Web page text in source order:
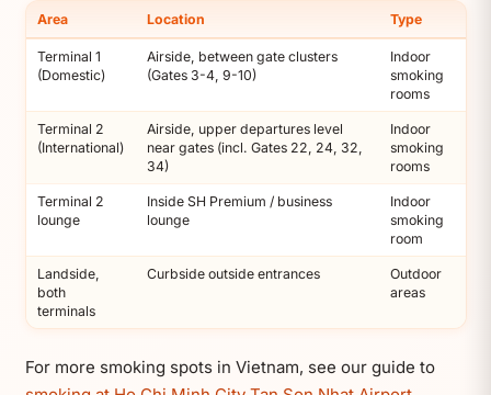
Area Location Type
Terminal 1
(Domestic)
Airside, between gate clusters
(Gates 3-4, 9-10)
Indoor
smoking
rooms
Terminal 2
(International)
Airside, upper departures level
near gates (incl. Gates 22, 24, 32,
34)
Indoor
smoking
rooms
Terminal 2
lounge
Inside SH Premium / business
lounge
Indoor
smoking
room
Landside,
both
terminals
Curbside outside entrances
Outdoor
areas
For more smoking spots in Vietnam, see our guide to